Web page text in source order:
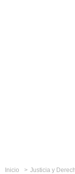
Inicio Justicia y